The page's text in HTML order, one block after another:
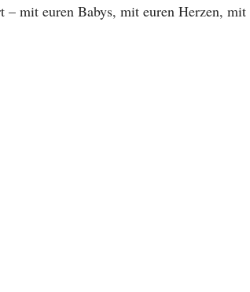
– mit euren Babys, mit euren Herzen, mit